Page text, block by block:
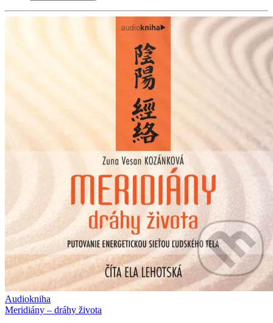
Audiokniha
Meridiány – dráhy života